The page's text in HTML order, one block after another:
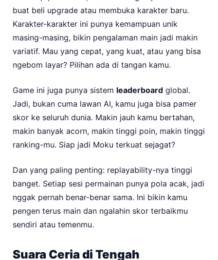
buat beli upgrade atau membuka karakter baru.
Karakter-karakter ini punya kemampuan unik
masing-masing, bikin pengalaman main jadi makin
variatif. Mau yang cepat, yang kuat, atau yang bisa
ngebom layar? Pilihan ada di tangan kamu.
Game ini juga punya sistem leaderboard global.
Jadi, bukan cuma lawan AI, kamu juga bisa pamer
skor ke seluruh dunia. Makin jauh kamu bertahan,
makin banyak acorn, makin tinggi poin, makin tinggi
ranking-mu. Siap jadi Moku terkuat sejagat?
Dan yang paling penting: replayability-nya tinggi
banget. Setiap sesi permainan punya pola acak, jadi
nggak pernah benar-benar sama. Ini bikin kamu
pengen terus main dan ngalahin skor terbaikmu
sendiri atau temenmu.
Suara Ceria di Tengah